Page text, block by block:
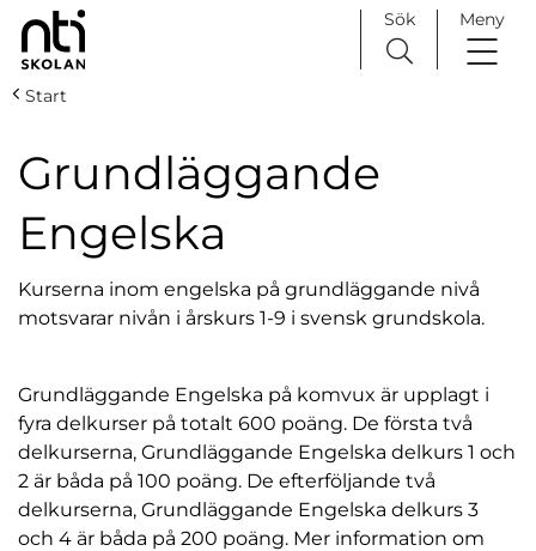
H
Huvudnavigation
Sök Meny
Start
Grundläggande
Engelska
Kurserna inom engelska på grundläggande nivå
motsvarar nivån i årskurs 1-9 i svensk grundskola.
Grundläggande Engelska på komvux är upplagt i
fyra delkurser på totalt 600 poäng. De första två
delkurserna, Grundläggande Engelska delkurs 1 och
2 är båda på 100 poäng. De efterföljande två
delkurserna, Grundläggande Engelska delkurs 3
och 4 är båda på 200 poäng. Mer information om